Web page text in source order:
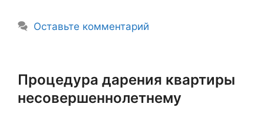
Оставьте комментарий
Процедура дарения квартиры
несовершеннолетнему